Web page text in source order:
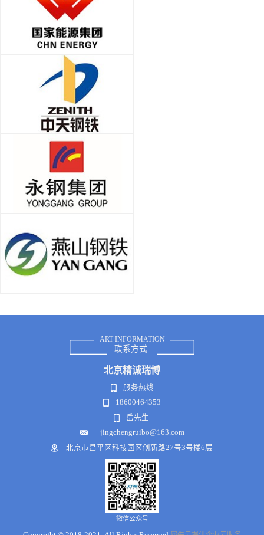
ART INFORMATION
联系方式
北京精诚瑞博
服务热线
18600464353
岳先生
jingchengruibo@163.com
北京市昌平区科技园区创新路27号3号楼6层
微信公众号